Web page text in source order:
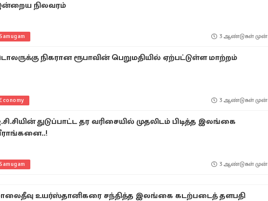
நிலவரம்
3 ஆண்டுகள் முன்
நிகரான ரூபாவின் பெறுமதியில் ஏற்பட்டுள்ள மாற்றம்
3 ஆண்டுகள் முன்
துடுப்பாட்ட தர வரிசையில் முதலிடம் பிடித்த இலங்கை
3 ஆண்டுகள் முன்
உயர்ஸ்தானிகரை சந்தித்த இலங்கை கடற்படைத் தளபதி